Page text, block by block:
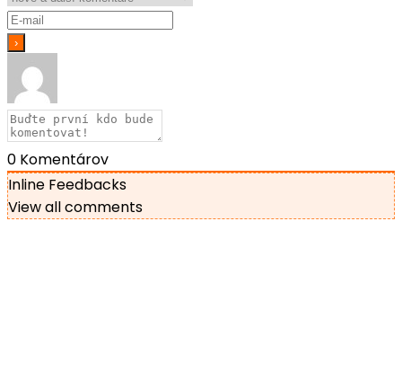
0 Komentárov
Inline Feedbacks
View all comments